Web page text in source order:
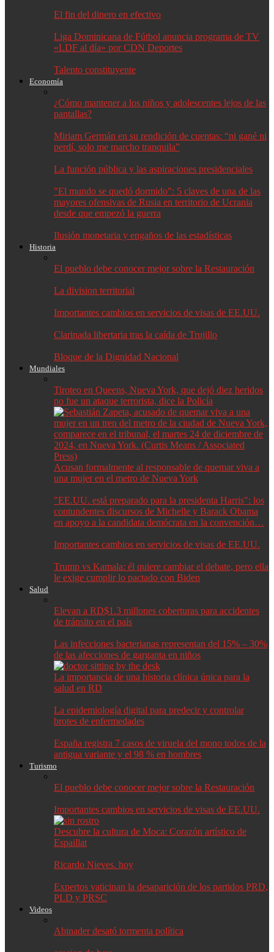
El fin del dinero en efectivo
Liga Dominicana de Fútbol anuncia programa de TV
«LDF al día» por CDN Deportes
Talento constituyente
Economía
¿Cómo mantener a los niños y adolescentes lejos de las
pantallas?
Miriam Germán en su rendición de cuentas: “ni gané ni
perdí, solo me marcho tranquila”
La función pública y las aspiraciones presidenciales
"El mundo se quedó dormido": 5 claves de una de las
mayores ofensivas de Rusia en territorio de Ucrania
desde que empezó la guerra
Ilusión monetaria y engaños de las estadísticas
Historia
El pueblo debe conocer mejor sobre la Restauración
La division territorial
Importantes cambios en servicios de visas de EE.UU.
Clarinada libertaria tras la caída de Trujillo
Bloque de la Dignidad Nacional
Mundiales
Tiroteo en Queens, Nueva York, que dejó diez heridos
no fue un ataque terrorista, dice la Policía
Acusan formalmente al responsable de quemar viva a
una mujer en el metro de Nueva York
"EE.UU. está preparado para la presidenta Harris": los
contundentes discursos de Michelle y Barack Obama
en apoyo a la candidata demócrata en la convención…
Importantes cambios en servicios de visas de EE.UU.
Trump vs Kamala: él quiere cambiar el debate, pero ella
le exige cumplir lo pactado con Biden
Salud
Elevan a RD$1.3 millones coberturas para accidentes
de tránsito en el país
Las infecciones bacterianas representan del 15% – 30%
de las afecciones de garganta en niños
La importancia de una historia clínica única para la
salud en RD
La epidemiología digital para predecir y controlar
brotes de enfermedades
España registra 7 casos de viruela del mono todos de la
antigua variante y el 98 % en hombres
Turismo
El pueblo debe conocer mejor sobre la Restauración
Importantes cambios en servicios de visas de EE.UU.
Descubre la cultura de Moca: Corazón artístico de
Espaillat
Ricardo Nieves. hoy
Expertos vaticinan la desaparición de los partidos PRD,
PLD y PRSC
Videos
Abinader desató tormenta política